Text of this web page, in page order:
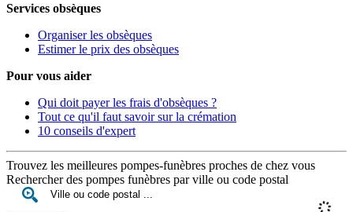
Services obsèques
Organiser les obsèques
Estimer le prix des obsèques
Pour vous aider
Qui doit payer les frais d'obsèques ?
Tout ce qu'il faut savoir sur la crémation
10 conseils d'expert
Trouvez les meilleures pompes-funèbres proches de chez vous
Rechercher des pompes funèbres par ville ou code postal